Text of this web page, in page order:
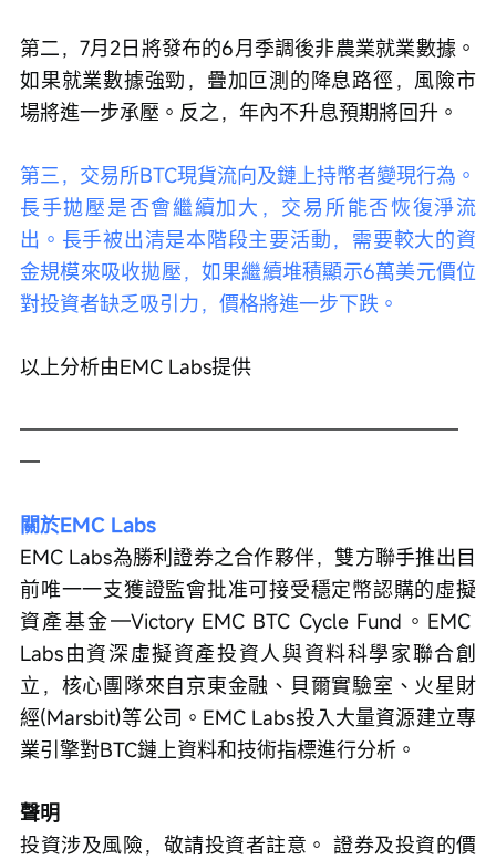
第二，7月2日將發布的6月季調後非農業就業數據。
如果就業數據強勁，疊加叵測的降息路徑，風險市
場將進一步承壓。反之，年內不升息預期將回升。
第三，交易所BTC現貨流向及鏈上持幣者變現行為。
長手拋壓是否會繼續加大，交易所能否恢復淨流
出。長手被出清是本階段主要活動，需要較大的資
金規模來吸收拋壓，如果繼續堆積顯示6萬美元價位
對投資者缺乏吸引力，價格將進一步下跌。
以上分析由EMC Labs提供
——————————————————————
—
關於EMC Labs
EMC Labs為勝利證券之合作夥伴，雙方聯手推出目
前唯一一支獲證監會批准可接受穩定幣認購的虛擬
資產基金—Victory EMC BTC Cycle Fund。EMC
Labs由資深虛擬資產投資人與資料科學家聯合創
立，核心團隊來自京東金融、貝爾實驗室、火星財
經(Marsbit)等公司。EMC Labs投入大量資源建立專
業引擎對BTC鏈上資料和技術指標進行分析。
聲明
投資涉及風險，敬請投資者註意。 證券及投資的價